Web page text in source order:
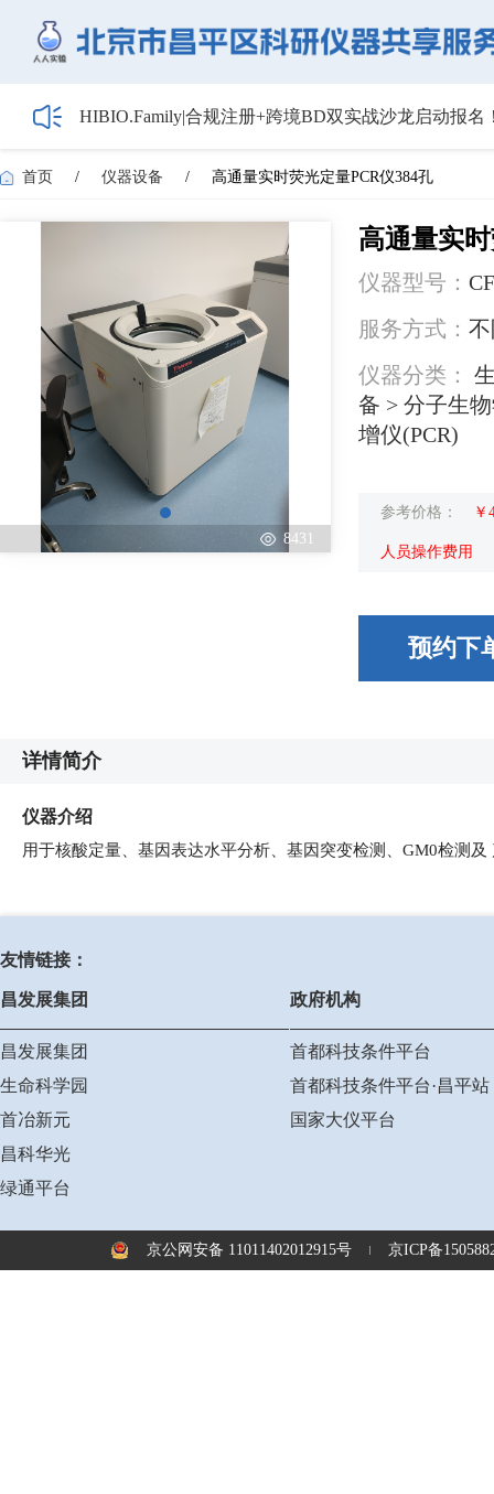
HIBIO.Family|合规注册+跨境BD双实战沙龙启动报名
【最新日程】2026年智慧电厂论坛议程首发！邀您4
关于召开2026年度昌平区高新技术企业培育工作会
首页 / 仪器设备 / 高通量实时荧光定量PCR仪384孔
8431
高通量实
仪器型号：
服务方式：
仪器分类：
备 > 分子生
增仪(PCR)
参考价格：
人员操作费用
预约下
详情简介
仪器介绍
用于核酸定量、基因表达水平分析、基因突变检测、GM0检测
友情链接：
昌发展集团
昌发展集团
生命科学园
首冶新元
昌科华光
绿通平台
政府机构
首都科技条件平台
首都科技条件平台·昌平站
国家大仪平台
京公网安备 11011402012915号 京ICP备